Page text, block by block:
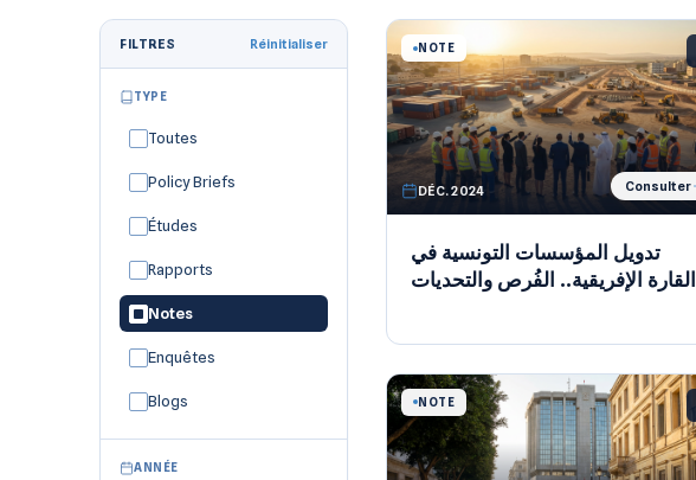
FILTRES Réinitialiser
TYPE
Toutes
Policy Briefs
Études
Rapports
Notes
Enquêtes
Blogs
ANNÉE
NOTE
DÉC. 2024 Consulter
تدويل المؤسسات التونسية في
القارة الإفريقية.. الفُرص والتحديات
NOTE